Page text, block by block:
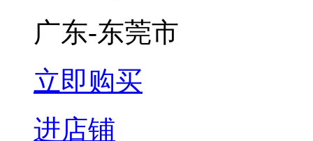
广东-东莞市
立即购买
进店铺